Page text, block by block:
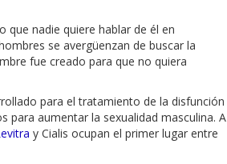
que nadie quiere hablar de él en
se avergüenzan de buscar la
fue creado para que no quiera
para el tratamiento de la disfunción
para aumentar la sexualidad masculina. A
y Cialis ocupan el primer lugar entre